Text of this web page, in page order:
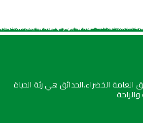
العامة الخضراء.الحدائق هي رئة الحياة